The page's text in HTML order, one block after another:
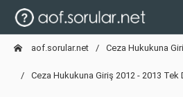
aof.sorular.net Ceza Hukukuna
Ceza Hukukuna Giriş 2012 - 2013 Tek